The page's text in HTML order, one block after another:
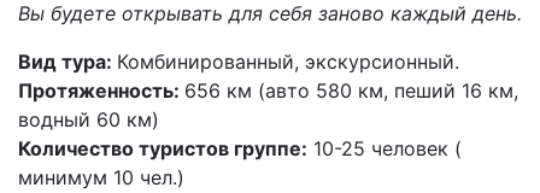
Вы будете открывать для себя заново каждый день.
Вид тура: Комбинированный, экскурсионный.
Протяженность: 656 км (авто 580 км, пеший 16 км,
водный 60 км)
Количество туристов группе: 10-25 человек (
минимум 10 чел.)